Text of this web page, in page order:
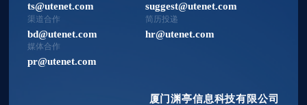
ts@utenet.com suggest@utenet.com
渠道合作
bd@utenet.com
简历投递
hr@utenet.com
媒体合作
pr@utenet.com
厦门渊亭信息科技有限公司